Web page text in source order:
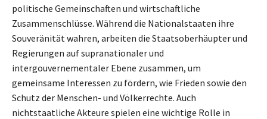
politische Gemeinschaften und wirtschaftliche
Zusammenschlüsse. Während die Nationalstaaten ihre
Souveränität wahren, arbeiten die Staatsoberhäupter und
Regierungen auf supranationaler und
intergouvernementaler Ebene zusammen, um
gemeinsame Interessen zu fördern, wie Frieden sowie den
Schutz der Menschen- und Völkerrechte. Auch
nichtstaatliche Akteure spielen eine wichtige Rolle in